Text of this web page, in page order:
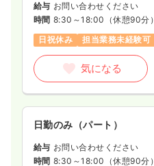
給与 お問い合わせください
時間 8:30～18:00 （休憩90分）
日祝休み
担当業務未経験可
気になる
日勤のみ（パート）
給与 お問い合わせください
時間 8:30～18:00 （休憩90分）